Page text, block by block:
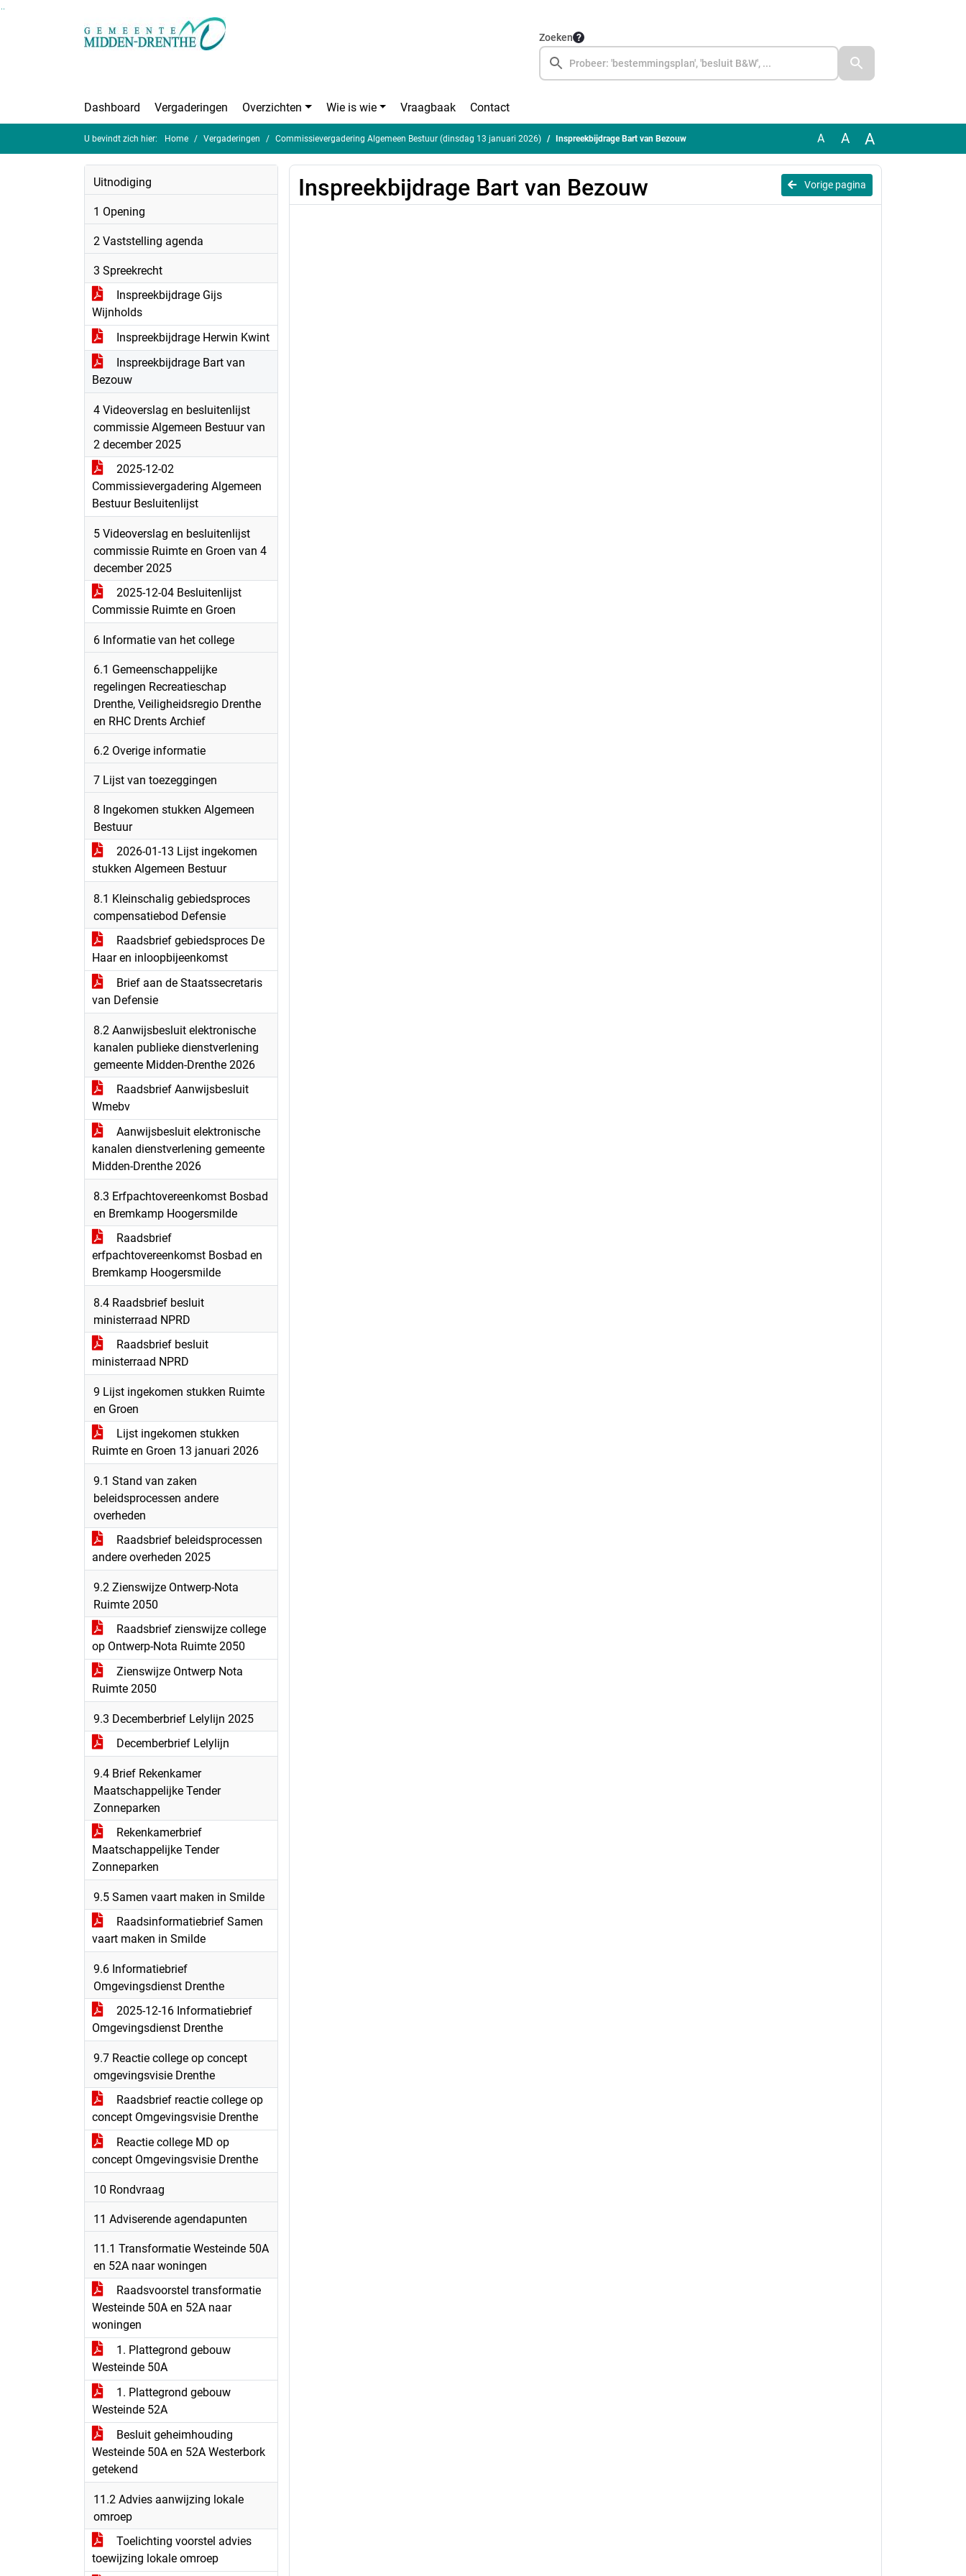
Zoeken
Dashboard Vergaderingen Overzichten Wie is wie Vraagbaak Contact
U bevindt zich hier: Home Vergaderingen Commissievergadering Algemeen Bestuur (dinsdag 13 januari 2026) Inspreekbijdrage Bart van Bezouw A A A
Uitnodiging
1 Opening
2 Vaststelling agenda
3 Spreekrecht
Inspreekbijdrage Gijs
Wijnholds
Inspreekbijdrage Herwin Kwint
Inspreekbijdrage Bart van
Bezouw
4 Videoverslag en besluitenlijst
commissie Algemeen Bestuur van
2 december 2025
2025-12-02
Commissievergadering Algemeen
Bestuur Besluitenlijst
5 Videoverslag en besluitenlijst
commissie Ruimte en Groen van 4
december 2025
2025-12-04 Besluitenlijst
Commissie Ruimte en Groen
6 Informatie van het college
6.1 Gemeenschappelijke
regelingen Recreatieschap
Drenthe, Veiligheidsregio Drenthe
en RHC Drents Archief
6.2 Overige informatie
7 Lijst van toezeggingen
8 Ingekomen stukken Algemeen
Bestuur
2026-01-13 Lijst ingekomen
stukken Algemeen Bestuur
8.1 Kleinschalig gebiedsproces
compensatiebod Defensie
Raadsbrief gebiedsproces De
Haar en inloopbijeenkomst
Brief aan de Staatssecretaris
van Defensie
8.2 Aanwijsbesluit elektronische
kanalen publieke dienstverlening
gemeente Midden-Drenthe 2026
Raadsbrief Aanwijsbesluit
Wmebv
Aanwijsbesluit elektronische
kanalen dienstverlening gemeente
Midden-Drenthe 2026
8.3 Erfpachtovereenkomst Bosbad
en Bremkamp Hoogersmilde
Raadsbrief
erfpachtovereenkomst Bosbad en
Bremkamp Hoogersmilde
8.4 Raadsbrief besluit
ministerraad NPRD
Raadsbrief besluit
ministerraad NPRD
9 Lijst ingekomen stukken Ruimte
en Groen
Lijst ingekomen stukken
Ruimte en Groen 13 januari 2026
9.1 Stand van zaken
beleidsprocessen andere
overheden
Raadsbrief beleidsprocessen
andere overheden 2025
9.2 Zienswijze Ontwerp-Nota
Ruimte 2050
Raadsbrief zienswijze college
op Ontwerp-Nota Ruimte 2050
Zienswijze Ontwerp Nota
Ruimte 2050
9.3 Decemberbrief Lelylijn 2025
Decemberbrief Lelylijn
9.4 Brief Rekenkamer
Maatschappelijke Tender
Zonneparken
Rekenkamerbrief
Maatschappelijke Tender
Zonneparken
9.5 Samen vaart maken in Smilde
Raadsinformatiebrief Samen
vaart maken in Smilde
9.6 Informatiebrief
Omgevingsdienst Drenthe
2025-12-16 Informatiebrief
Omgevingsdienst Drenthe
9.7 Reactie college op concept
omgevingsvisie Drenthe
Raadsbrief reactie college op
concept Omgevingsvisie Drenthe
Reactie college MD op
concept Omgevingsvisie Drenthe
10 Rondvraag
11 Adviserende agendapunten
11.1 Transformatie Westeinde 50A
en 52A naar woningen
Raadsvoorstel transformatie
Westeinde 50A en 52A naar
woningen
1. Plattegrond gebouw
Westeinde 50A
1. Plattegrond gebouw
Westeinde 52A
Besluit geheimhouding
Westeinde 50A en 52A Westerbork
getekend
11.2 Advies aanwijzing lokale
omroep
Toelichting voorstel advies
toewijzing lokale omroep
Vorige pagina
Inspreekbijdrage Bart van Bezouw